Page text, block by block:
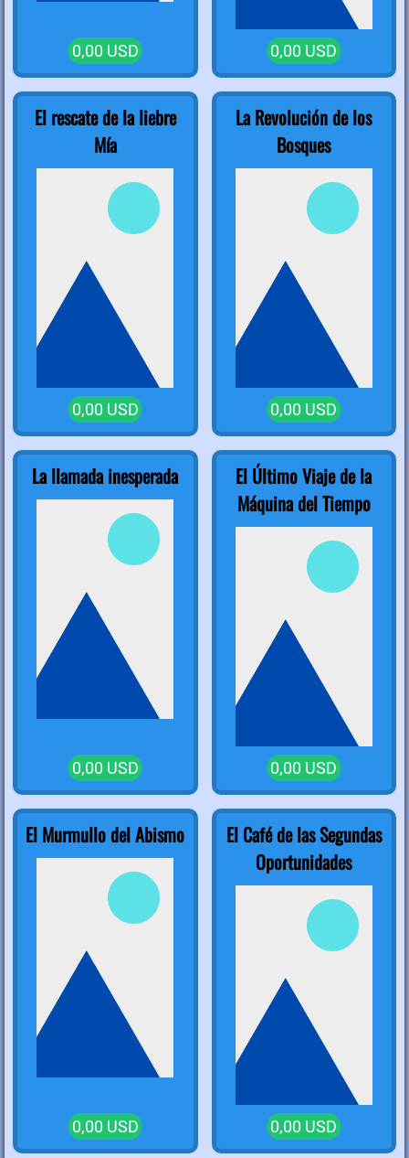
0,00 USD 0,00 USD
El rescate de la liebre
Mía
0,00 USD
La Revolución de los
Bosques
0,00 USD
La llamada inesperada
0,00 USD
El Último Viaje de la
Máquina del Tiempo
0,00 USD
El Murmullo del Abismo
0,00 USD
El Café de las Segundas
Oportunidades
0,00 USD